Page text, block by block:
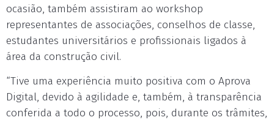
ocasião, também assistiram ao workshop
representantes de associações, conselhos de classe,
estudantes universitários e profissionais ligados à
área da construção civil.
“Tive uma experiência muito positiva com o Aprova
Digital, devido à agilidade e, também, à transparência
conferida a todo o processo, pois, durante os trâmites,